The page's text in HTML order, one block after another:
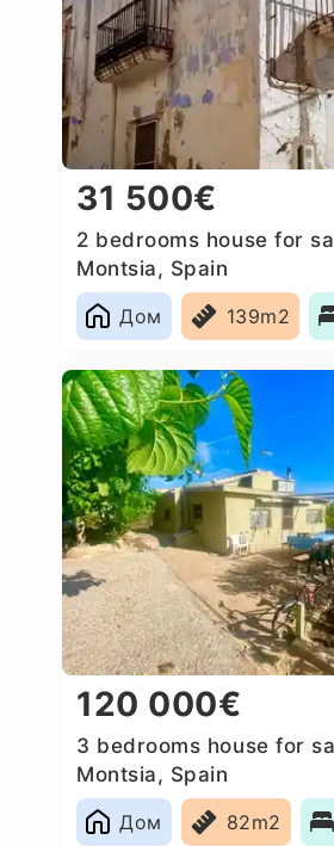
31 500€
2 bedrooms house for
Montsia, Spain
Дом
139m2
120 000€
3 bedrooms house for
Montsia, Spain
Дом
82m2